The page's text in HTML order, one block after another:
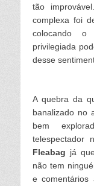
tão
complexa foi
colocando o
privilegiada
desse
A quebra da
banalizado no
bem
telespectador
Fleabag já
não tem
e comentários